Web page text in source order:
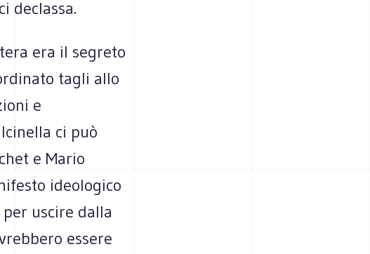
declassa.
era il segreto
tagli allo
e
ci può
e Mario
ideologico
uscire dalla
essere